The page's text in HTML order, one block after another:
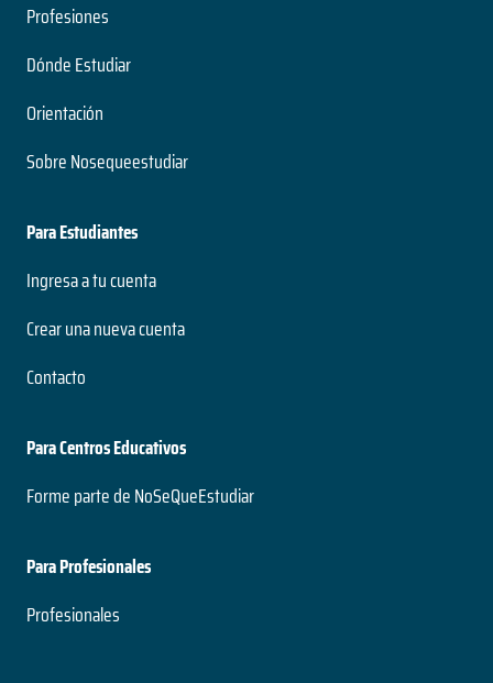
Profesiones
Dónde Estudiar
Orientación
Sobre Nosequeestudiar
Para Estudiantes
Ingresa a tu cuenta
Crear una nueva cuenta
Contacto
Para Centros Educativos
Forme parte de NoSeQueEstudiar
Para Profesionales
Profesionales